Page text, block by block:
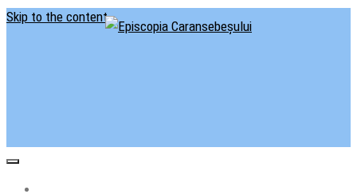
Skip to the content